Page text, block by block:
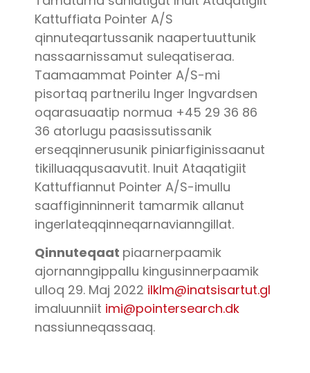
Kattuffiata Pointer A/S
qinnuteqartussanik naapertuuttunik
nassaarnissamut suleqatiseraa.
Taamaammat Pointer A/S-mi
pisortaq partnerilu Inger Ingvardsen
oqarasuaatip normua +45 29 36 86
36 atorlugu paasissutissanik
erseqqinnerusunik piniarfiginissaanut
tikilluaqqusaavutit. Inuit Ataqatigiit
Kattuffiannut Pointer A/S-imullu
saaffiginninnerit tamarmik allanut
ingerlateqqinneqarnavianngillat.
Qinnuteqaat piaarnerpaamik
ajornanngippallu kingusinnerpaamik
ulloq 29. Maj 2022 ilklm@inatsisartut.gl
imaluunniit imi@pointersearch.dk
nassiunneqassaaq.